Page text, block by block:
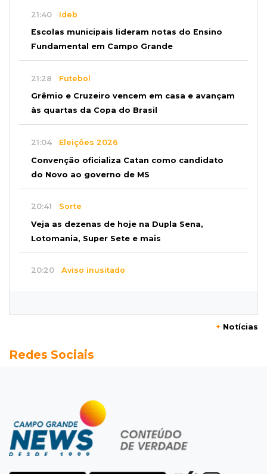
21:40 Ideb
Escolas municipais lideram notas do Ensino
Fundamental em Campo Grande
21:28 Futebol
Grêmio e Cruzeiro vencem em casa e avançam
às quartas da Copa do Brasil
21:04 Eleições 2026
Convenção oficializa Catan como candidato
do Novo ao governo de MS
20:41 Sorte
Veja as dezenas de hoje na Dupla Sena,
Lotomania, Super Sete e mais
20:20 Aviso inusitado
Ex-PM deixa prisão para tratamento médico 5
Feminicídio
Júri condena a 25 anos homem que atropelou
esposa em frente aos filhos
+ Notícias
Redes Sociais